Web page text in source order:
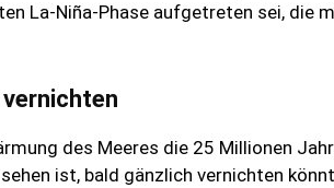
La-Niña-Phase aufgetreten sei, die
des Meeres die 25 Millionen
ist, bald gänzlich vernichten